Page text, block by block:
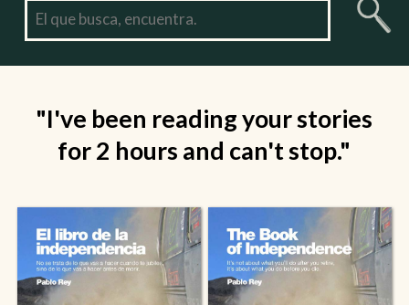
"I've been reading your stories
for 2 hours and can't stop."